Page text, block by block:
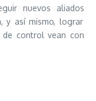
nuevos aliados
y así mismo, lograr
control vean con